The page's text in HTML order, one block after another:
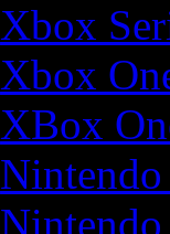
Xbox
Xbox
XBox